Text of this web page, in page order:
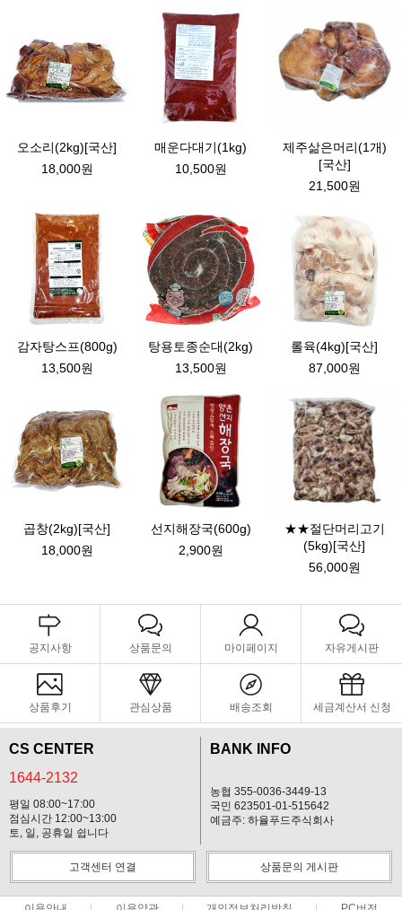
오소리(2kg)[국산]
18,000원
매운다대기(1kg)
10,500원
제주삶은머리(1개)
[국산]
21,500원
감자탕스프(800g)
13,500원
탕용토종순대(2kg)
13,500원
롤육(4kg)[국산]
87,000원
곱창(2kg)[국산]
18,000원
선지해장국(600g)
2,900원
★★절단머리고기
(5kg)[국산]
56,000원
공지사항 상품문의 마이페이지 자유게시판
상품후기 관심상품 배송조회 세금계산서 신청
CS CENTER
1644-2132
평일 08:00~17:00
점심시간 12:00~13:00
토, 일, 공휴일 쉽니다
BANK INFO
농협 355-0036-3449-13
국민 623501-01-515642
예금주: 하율푸드주식회사
고객센터 연결 상품문의 게시판